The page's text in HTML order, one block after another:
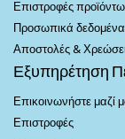
Επιστροφές
Προσωπικά δεδομένα
Αποστολές &
Εξυπηρέτηση
Επικοινωνήστε μαζί
Επιστροφές